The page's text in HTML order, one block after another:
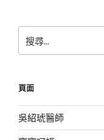
尋
字:
頁面
吳紹琥醫師